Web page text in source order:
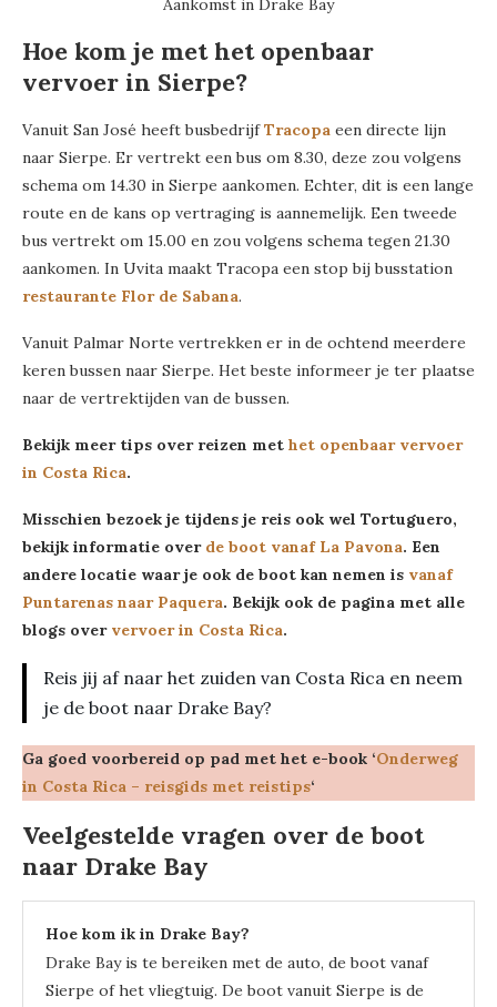
Aankomst in Drake Bay
Hoe kom je met het openbaar
vervoer in Sierpe?
Vanuit San José heeft busbedrijfTracopa een directe lijn
naar Sierpe. Er vertrekt een bus om 8.30, deze zou volgens
schema om 14.30 in Sierpe aankomen. Echter, dit is een lange
route en de kans op vertraging is aannemelijk. Een tweede
bus vertrekt om 15.00 en zou volgens schema tegen 21.30
aankomen. In Uvita maakt Tracopa een stop bij busstation
restaurante Flor de Sabana.
Vanuit Palmar Norte vertrekken er in de ochtend meerdere
keren bussen naar Sierpe. Het beste informeer je ter plaatse
naar de vertrektijden van de bussen.
Bekijk meer tips over reizen met het openbaar vervoer
in Costa Rica.
Misschien bezoek je tijdens je reis ook wel Tortuguero,
bekijk informatie over de boot vanaf La Pavona. Een
andere locatie waar je ook de boot kan nemen is vanaf
Puntarenas naar Paquera. Bekijk ook de pagina met alle
blogs over vervoer in Costa Rica.
Reis jij af naar het zuiden van Costa Rica en neem
je de boot naar Drake Bay?
Ga goed voorbereid op pad met het e-book ‘Onderweg
in Costa Rica – reisgids met reistips‘
Veelgestelde vragen over de boot
naar Drake Bay
Hoe kom ik in Drake Bay?
Drake Bay is te bereiken met de auto, de boot vanaf
Sierpe of het vliegtuig. De boot vanuit Sierpe is de